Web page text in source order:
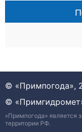
© «Примпогода»,
©
«Примпогода» является
территории РФ.